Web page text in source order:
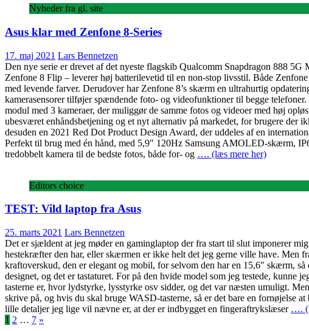
Nyheder fra gl. site
Asus klar med Zenfone 8-Series
17. maj 2021 Lars Bennetzen
Den nye serie er drevet af det nyeste flagskib Qualcomm Snapdragon 888
Zenfone 8 Flip – leverer høj batterilevetid til en non-stop livsstil. Både
med levende farver. Derudover har Zenfone 8’s skærm en ultrahurtig
kamerasensorer tilføjer spændende foto- og videofunktioner til begge
modul med 3 kameraer, der muliggør de samme fotos og videoer med høj
ubesværet enhåndsbetjening og et nyt alternativ på markedet, for brugere der
desuden en 2021 Red Dot Product Design Award, der uddeles af en
Perfekt til brug med én hånd, med 5,9″ 120Hz Samsung AMOLED-skærm,
tredobbelt kamera til de bedste fotos, både for- og …. (læs mere her)
Editors choice
TEST: Vild laptop fra Asus
25. marts 2021 Lars Bennetzen
Det er sjældent at jeg møder en gaminglaptop der fra start til slut imponerer
hestekræfter den har, eller skærmen er ikke helt det jeg gerne ville have. Men
kraftoverskud, den er elegant og mobil, for selvom den har en 15,6″ skærm,
designet, og det er tastaturet. For på den hvide model som jeg testede, kunne
tasterne er, hvor lydstyrke, lysstyrke osv sidder, og det var næsten umuligt.
skrive på, og hvis du skal bruge WASD-tasterne, så er det bare en fornøjelse
lille detaljer jeg lige vil nævne er, at der er indbygget en fingeraftrykslæser ….
Indlægsinddeling
1 2 … 7 »